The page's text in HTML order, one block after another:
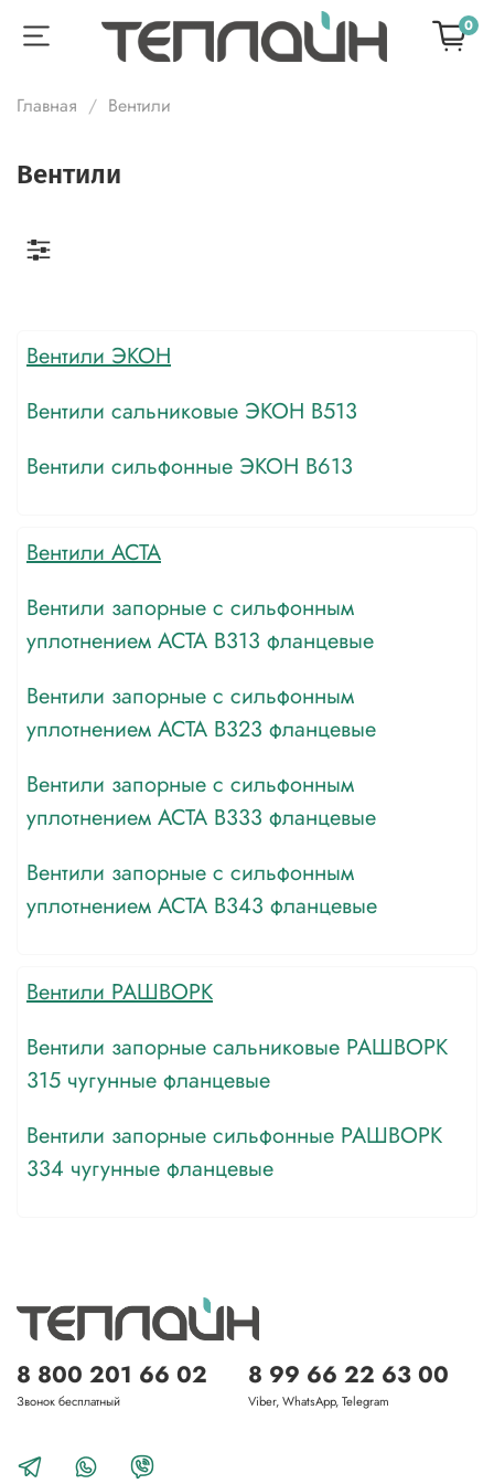
0
Главная Вентили
Вентили
Вентили ЭКОН
Вентили сальниковые ЭКОН В513
Вентили сильфонные ЭКОН В613
Вентили АСТА
Вентили запорные с сильфонным
уплотнением АСТА В313 фланцевые
Вентили запорные с сильфонным
уплотнением АСТА В323 фланцевые
Вентили запорные с сильфонным
уплотнением АСТА В333 фланцевые
Вентили запорные с сильфонным
уплотнением АСТА В343 фланцевые
Вентили РАШВОРК
Вентили запорные сальниковые РАШВОРК
315 чугунные фланцевые
Вентили запорные сильфонные РАШВОРК
334 чугунные фланцевые
8 800 201 66 02
Звонок бесплатный
8 99 66 22 63 00
Viber, WhatsApp, Telegram